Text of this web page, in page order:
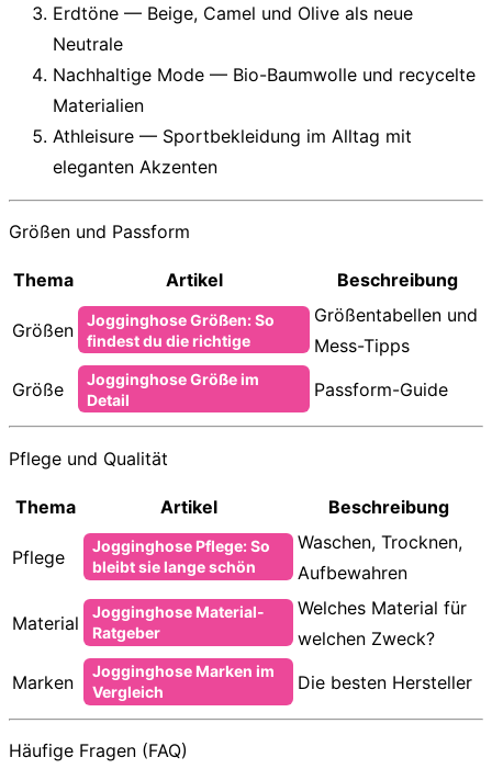
Erdtöne — Beige, Camel und Olive als neue
Neutrale
Nachhaltige Mode — Bio-Baumwolle und recycelte
Materialien
Athleisure — Sportbekleidung im Alltag mit
eleganten Akzenten
Größen und Passform
Thema Artikel Beschreibung
Größen
Jogginghose Größen: So
findest du die richtige
Größentabellen und
Mess-Tipps
Größe
Jogginghose Größe im
Detail
Passform-Guide
Pflege und Qualität
Thema Artikel Beschreibung
Pflege
Jogginghose Pflege: So
bleibt sie lange schön
Waschen, Trocknen,
Aufbewahren
Material
Jogginghose Material-
Ratgeber
Welches Material für
welchen Zweck?
Marken
Jogginghose Marken im
Vergleich
Die besten Hersteller
Häufige Fragen (FAQ)